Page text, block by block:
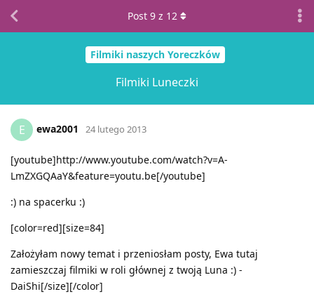
Filmiki naszych Yoreczków
Filmiki Luneczki
Post 9 z 12
E ewa2001 24 lutego 2013
[youtube]http://www.youtube.com/watch?v=A-
LmZXGQAaY&feature=youtu.be[/youtube]
:) na spacerku :)
[color=red][size=84]
Założyłam nowy temat i przeniosłam posty, Ewa tutaj
zamieszczaj filmiki w roli głównej z twoją Luna :) -
DaiShi[/size][/color]